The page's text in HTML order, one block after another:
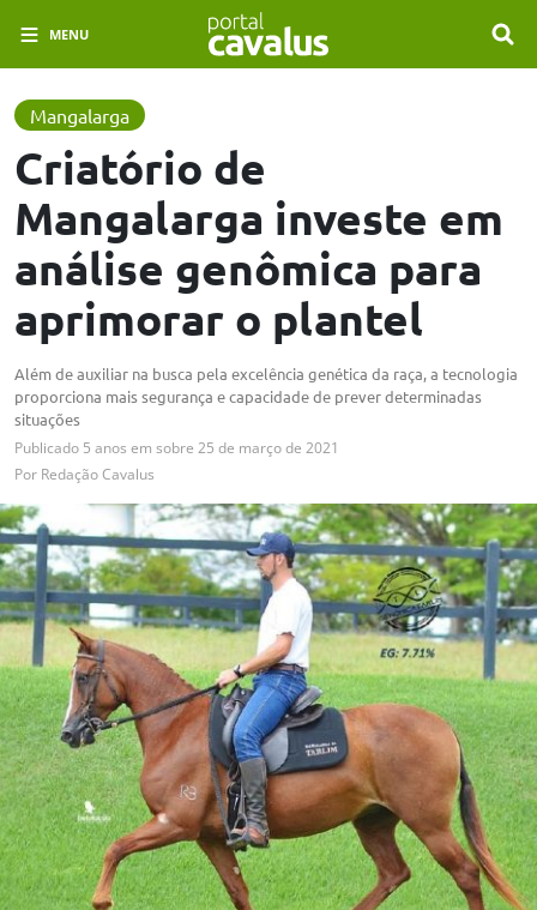
MENU
Mangalarga
Criatório de
Mangalarga investe em
análise genômica para
aprimorar o plantel
Além de auxiliar na busca pela excelência genética da raça, a tecnologia
proporciona mais segurança e capacidade de prever determinadas
situações
Publicado 5 anos em sobre 25 de março de 2021
Por Redação Cavalus